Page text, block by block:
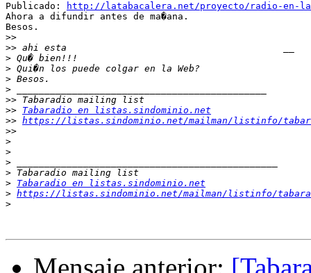
Publicado:
http://latabacalera.net/proyecto/radio-en-
Ahora a difundir antes de ma�ana.
Besos.
>>
>>
>
>
>
>
>>
>> Tabaradio en listas.sindominio.net
>> https://listas.sindominio.net/mailman/listinfo/
>>
>
>
>
>
> Tabaradio en listas.sindominio.net
> https://listas.sindominio.net/mailman/listinfo/
>